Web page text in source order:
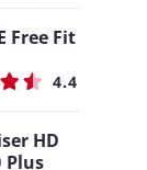
Free Fit
4.4
HD
Plus